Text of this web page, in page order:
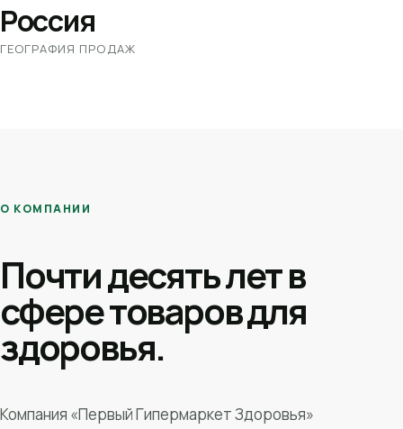
Россия
ГЕОГРАФИЯ ПРОДАЖ
О КОМПАНИИ
Почти десять лет в
сфере товаров для
здоровья.
Компания «Первый Гипермаркет Здоровья»